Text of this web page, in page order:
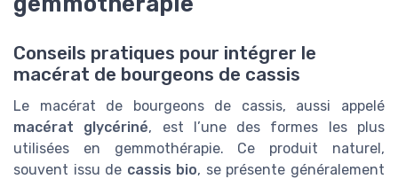
Conseils pratiques pour intégrer le
macérat de bourgeons de cassis
Le macérat de bourgeons de cassis, aussi appelé
macérat glycériné, est l’une des formes les plus
utilisées en gemmothérapie. Ce produit naturel,
souvent issu de cassis bio, se présente généralement